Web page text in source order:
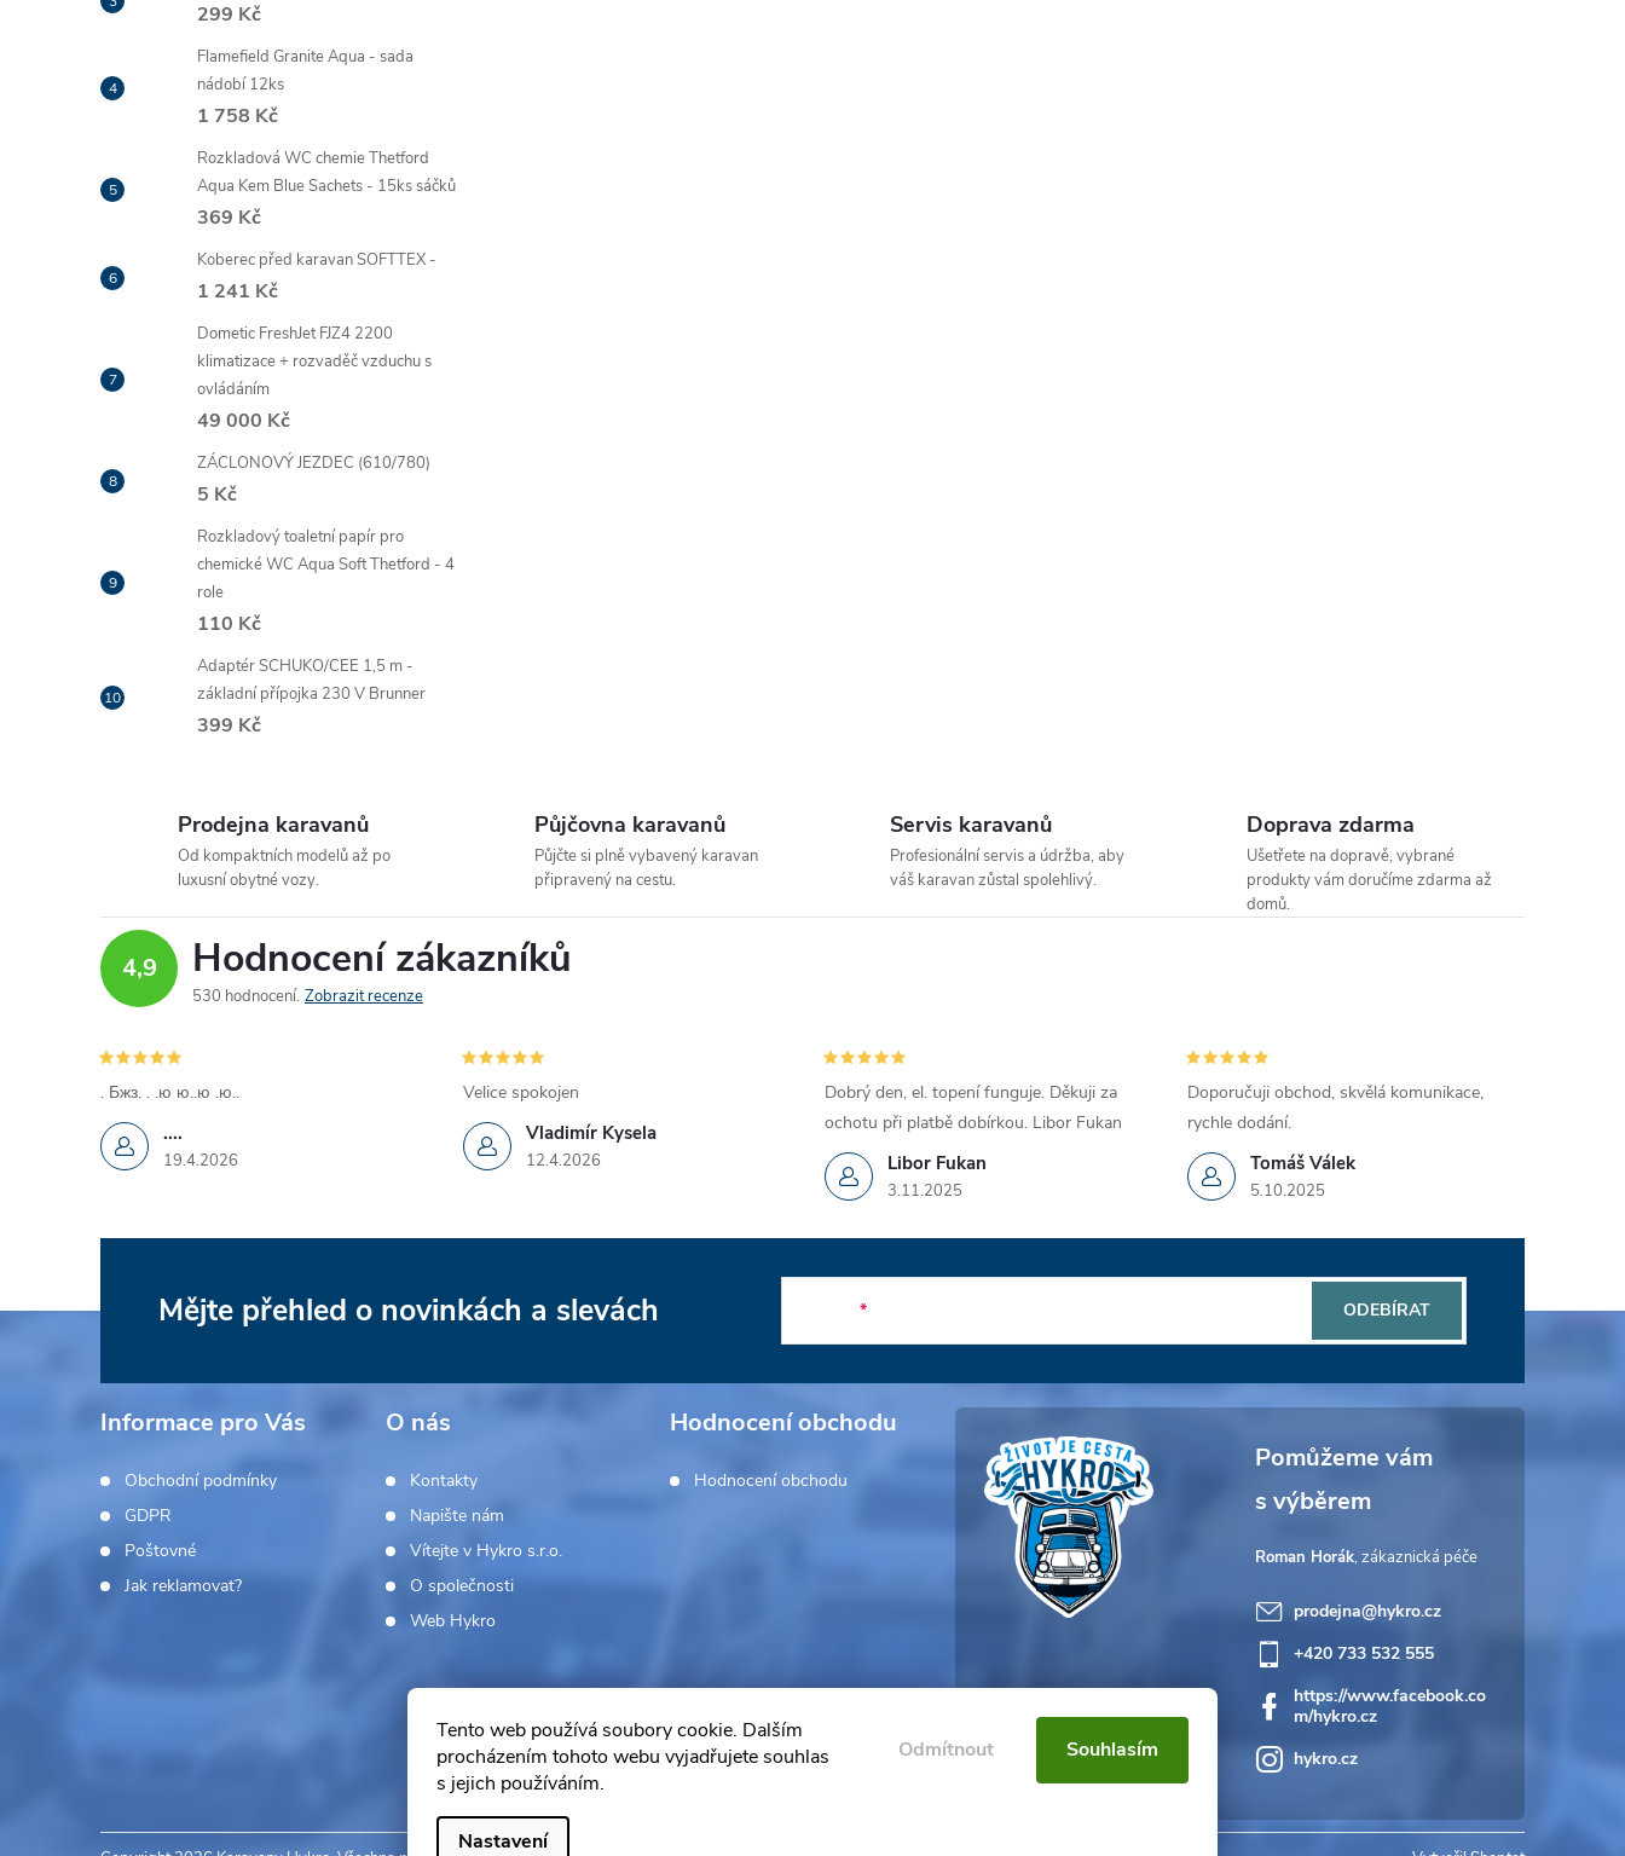
Tento web používá soubory cookie. Dalším
procházením tohoto webu vyjadřujete souhlas
s jejich používáním.
Nastavení
Odmítnout Souhlasím
299 Kč
Flamefield Granite Aqua - sada
nádobí 12ks
1 758 Kč
Rozkladová WC chemie Thetford
Aqua Kem Blue Sachets - 15ks sáčků
369 Kč
Koberec před karavan SOFTTEX -
1 241 Kč
Dometic FreshJet FJZ4 2200
klimatizace + rozvaděč vzduchu s
ovládáním
49 000 Kč
ZÁCLONOVÝ JEZDEC (610/780)
5 Kč
Rozkladový toaletní papír pro
chemické WC Aqua Soft Thetford - 4
role
110 Kč
Adaptér SCHUKO/CEE 1,5 m -
základní přípojka 230 V Brunner
399 Kč
Prodejna karavanů
Od kompaktních modelů až po
luxusní obytné vozy.
Půjčovna karavanů
Půjčte si plně vybavený karavan
připravený na cestu.
Servis karavanů
Profesionální servis a údržba, aby
váš karavan zůstal spolehlivý.
Doprava zdarma
Ušetřete na dopravě, vybrané
produkty vám doručíme zdarma až
domů.
4,9 Hodnocení zákazníků
530 hodnocení Zobrazit recenze
....
19.4.2026
. Бжз. . .ю ю..ю .ю..
Vladimír Kysela
12.4.2026
Velice spokojen
Libor Fukan
3.11.2025
Dobrý den, el. topení funguje. Děkuji za
ochotu při platbě dobírkou. Libor Fukan
Tomáš Válek
5.10.2025
Doporučuji obchod, skvělá komunikace,
rychle dodání.
Z
t
Mějte přehled o novinkách a slevách ODEBÍRAT
Informace pro Vás
Obchodní podmínky
GDPR
Poštovné
Jak reklamovat?
O nás
Kontakty
Napište nám
Vítejte v Hykro s.r.o.
O společnosti
Web Hykro
Hodnocení obchodu
Hodnocení obchodu
Roman Horák
prodejna@hykro.cz
+420 733 532 555
https://www.facebook.co
m/hykro.cz
hykro.cz